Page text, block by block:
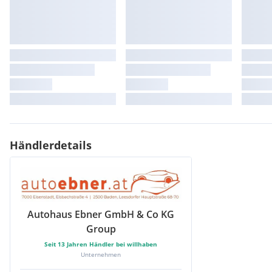
Winter-Paket Evolution
Zweifarblackierung - Metallic Karmesin-Rot
Händlerdetails
Autohaus Ebner GmbH & Co KG
Group
Seit 13 Jahren Händler bei willhaben
Unternehmen